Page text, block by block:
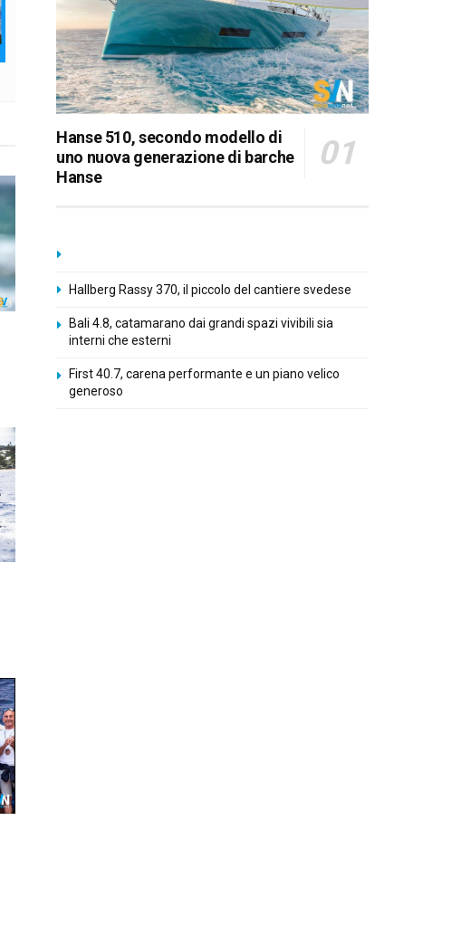
Hanse 510, secondo modello di
uno nuova generazione di barche
Hanse
Hallberg Rassy 370, il piccolo del cantiere svedese
Bali 4.8, catamarano dai grandi spazi vivibili sia
interni che esterni
First 40.7, carena performante e un piano velico
generoso